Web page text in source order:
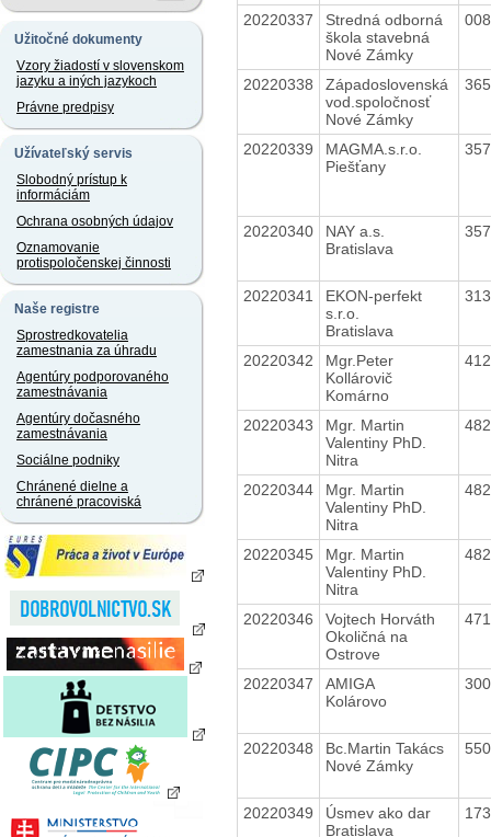
Užitočné dokumenty
Vzory žiadostí v slovenskom
jazyku a iných jazykoch
Právne predpisy
Užívateľský servis
Slobodný prístup k
informáciám
Ochrana osobných údajov
Oznamovanie
protispoločenskej činnosti
Naše registre
Sprostredkovatelia
zamestnania za úhradu
Agentúry podporovaného
zamestnávania
Agentúry dočasného
zamestnávania
Sociálne podniky
Chránené dielne a
chránené pracoviská
20220337
Stredná odborná
škola stavebná
Nové Zámky
20220338
Západoslovenská
vod.spoločnosť
Nové Zámky
20220339
MAGMA.s.r.o.
Piešťany
20220340
NAY a.s.
Bratislava
20220341
EKON-perfekt
s.r.o.
Bratislava
20220342
Mgr.Peter
Kollárovič
Komárno
20220343
Mgr. Martin
Valentiny PhD.
Nitra
20220344
Mgr. Martin
Valentiny PhD.
Nitra
20220345
Mgr. Martin
Valentiny PhD.
Nitra
20220346
Vojtech Horváth
Okoličná na
Ostrove
20220347
AMIGA
Kolárovo
20220348
Bc.Martin Takács
Nové Zámky
20220349
Úsmev ako dar
Bratislava